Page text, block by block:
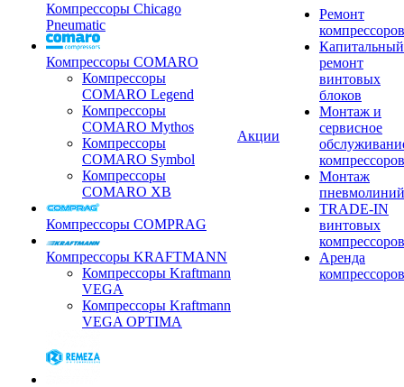
Компрессоры Chicago
Pneumatic
Компрессоры COMARO
Компрессоры
COMARO Legend
Компрессоры
COMARO Mythos
Компрессоры
COMARO Symbol
Компрессоры
COMARO XB
Компрессоры COMPRAG
Компрессоры KRAFTMANN
Компрессоры Kraftmann
VEGA
Компрессоры Kraftmann
VEGA OPTIMA
Акции
Ремонт
компрессоров
Капитальный
ремонт
винтовых
блоков
Монтаж и
сервисное
компрессоров
Монтаж
пневмолиний
TRADE-IN
винтовых
компрессоров
Аренда
компрессоров